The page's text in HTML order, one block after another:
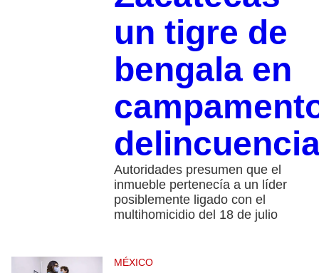
un tigre de
bengala en
Autoridades presumen que el
inmueble pertenecía a un líder
posiblemente ligado con el
multihomicidio del 18 de julio
MÉXICO